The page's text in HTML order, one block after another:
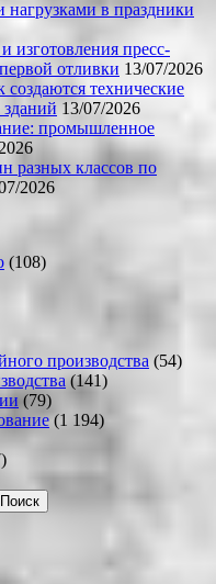
нагрузками в праздники
изготовления пресс-
отливки 13/07/2026
создаются технические
13/07/2026
промышленное
разных классов по
2026
(108)
производства (54)
(141)
(79)
(1 194)
Поиск